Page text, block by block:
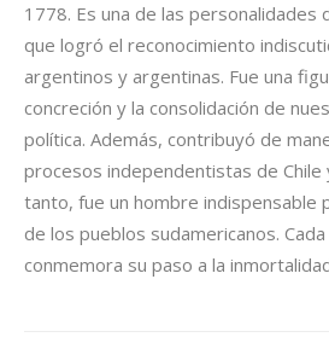
1778. Es una de las personalidades
que logró el reconocimiento
argentinos y argentinas. Fue una
concreción y la consolidación de
política. Además, contribuyó de
procesos independentistas de Chile
tanto, fue un hombre indispensable
de los pueblos sudamericanos.
conmemora su paso a la